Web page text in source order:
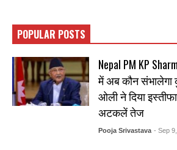
POPULAR POSTS
Nepal PM KP
में अब कौन संभालेगा
ओली ने दिया
अटकलें तेज
Pooja Srivastava - Sep